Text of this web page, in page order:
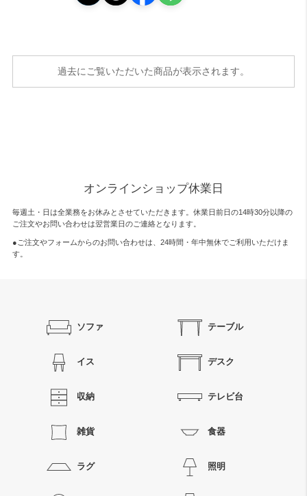
過去にご覧いただいた商品が表示されます。
オンラインショップ休業日
毎週土・日は全業務をお休みとさせていただきます。休業日前日の14時30分以降の
ご注文やお問い合わせは翌営業日のご連絡となります。
●ご注文やフォームからのお問い合わせは、 24時間・年中無休でご利用いただけま
す。
ソファ テーブル
イス デスク
収納 テレビ台
雑貨 食器
ラグ 照明